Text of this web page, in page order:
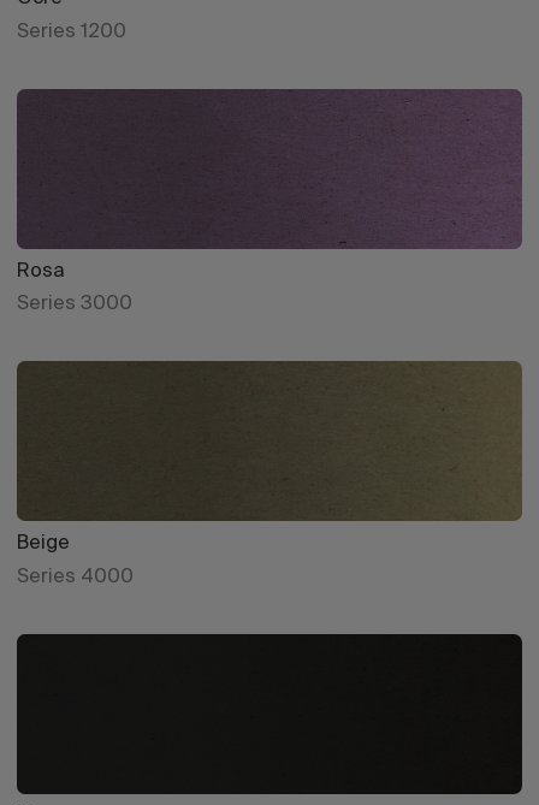
Series 1200
Rosa
Series 3000
Beige
Series 4000